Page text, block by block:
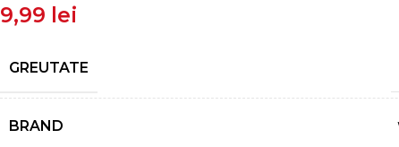
9,99 lei
GREUTATE
BRAND